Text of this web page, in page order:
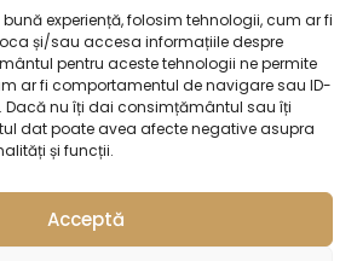
experiență, folosim tehnologii, cum ar fi
și/sau accesa informațiile despre
pentru aceste tehnologii ne permite
ar fi comportamentul de navigare sau ID-
Dacă nu îți dai consimțământul sau îți
dat poate avea afecte negative asupra
și funcții.
Acceptă